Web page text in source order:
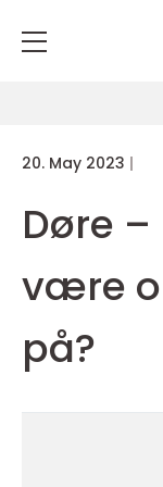
20. May 2023
Døre
være
på?